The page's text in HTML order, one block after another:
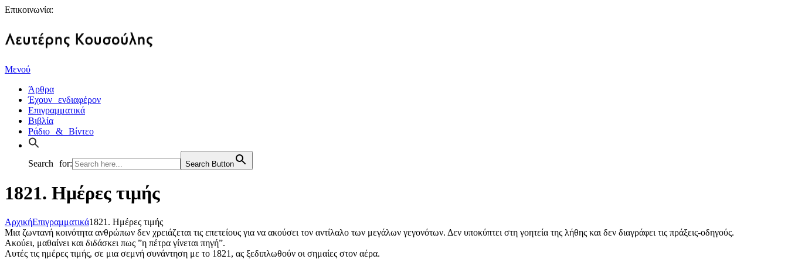
Επικοινωνία:
Μενού
Άρθρα
Έχουν ενδιαφέρον
Επιγραμματικά
Βιβλία
Ράδιο & Βίντεο
Search for: Search Button
1821. Ημέρες τιμής
ΑρχικήΕπιγραμματικά1821. Ημέρες τιμής
Μια ζωντανή κοινότητα ανθρώπων δεν χρειάζεται τις επετείους για να ακούσει τον αντίλαλο των μεγάλων γεγονότων. Δεν υποκύπτει στη γοητεία της λήθης και δεν διαγράφει τις πράξεις-οδηγούς.
Ακούει, μαθαίνει και διδάσκει πως ”η πέτρα γίνεται πηγή”.
Αυτές τις ημέρες τιμής, σε μια σεμνή συνάντηση με το 1821, ας ξεδιπλωθούν οι σημαίες στον αέρα.